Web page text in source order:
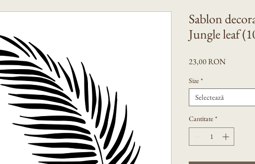
Sablon
Jungle leaf
23,00 RONPreț
Size *
Selectează
Cantitate *